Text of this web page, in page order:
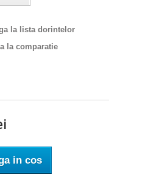
la lista dorintelor
la comparatie
in cos